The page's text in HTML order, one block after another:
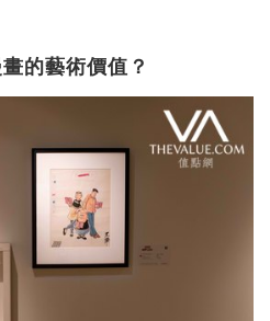
的藝術價值？